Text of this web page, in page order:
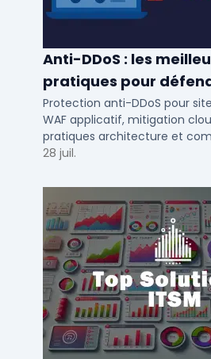
Anti-DDoS : les
pratiques pour
e-commerce en 2025
Protection anti-DDoS pour
WAF applicatif, mitigation
pratiques architecture et
solutions testees par des DSI
28 juil.